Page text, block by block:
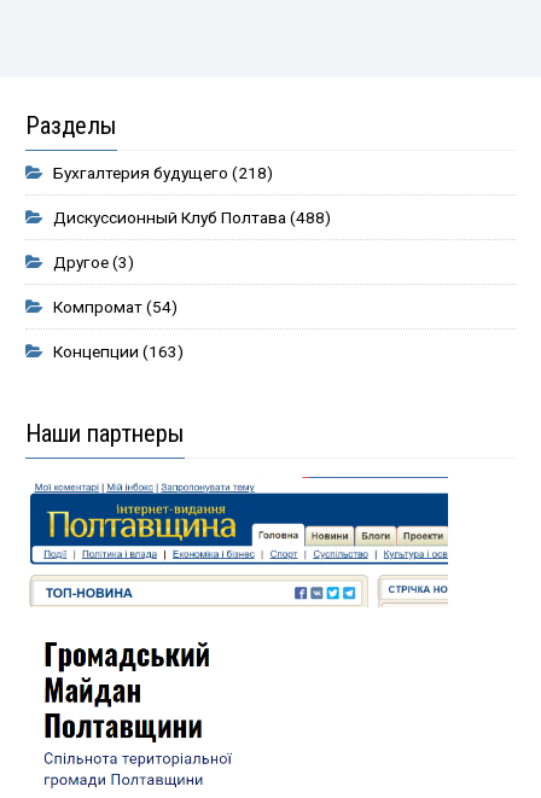
Разделы
Бухгалтерия будущего (218)
Дискуссионный Клуб Полтава(488)
Другое(3)
Компромат(54)
Концепции (163)
Наши партнеры